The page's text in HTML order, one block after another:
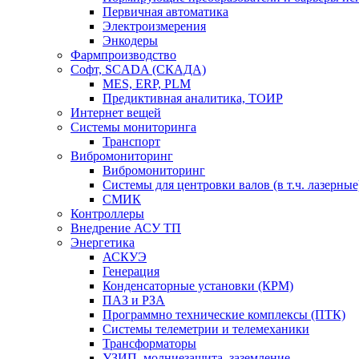
Первичная автоматика
Электроизмерения
Энкодеры
Фармпроизводство
Софт, SCADA (СКАДА)
MES, ERP, PLM
Предиктивная аналитика, ТОИР
Интернет вещей
Системы мониторинга
Транспорт
Вибромониторинг
Вибромониторинг
Системы для центровки валов (в т.ч.
СМИК
Контроллеры
Внедрение АСУ ТП
Энергетика
АСКУЭ
Генерация
Конденсаторные установки (КРМ)
ПАЗ и РЗА
Программно технические комплексы (ПТК)
Системы телеметрии и телемеханики
Трансформаторы